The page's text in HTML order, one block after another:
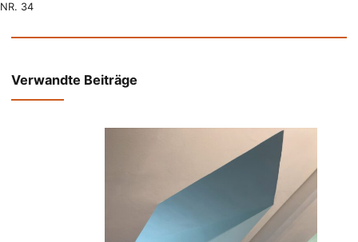
NR. 34
Verwandte Beiträge